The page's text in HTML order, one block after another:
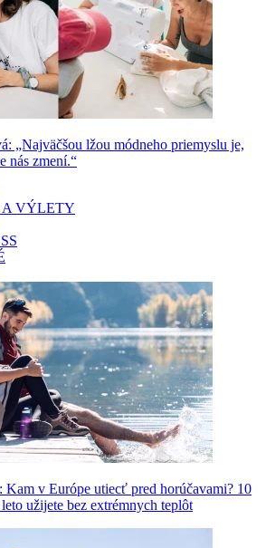
„Najväčšou lžou módneho priemyslu je,
nás zmení.“
A VÝLETY
Kam v Európe utiecť pred horúčavami? 10
užijete bez extrémnych teplôt